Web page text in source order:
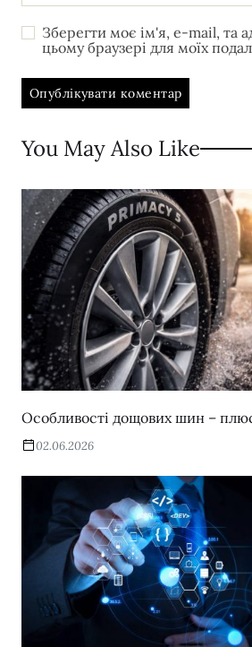
Зберегти моє ім'я, e-mail, та
цьому браузері для моїх
You May Also Like
Особливості дощових шин –
02.06.2026